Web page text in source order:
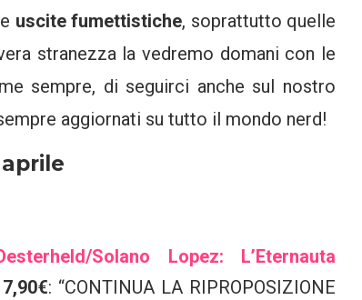
uscite fumettistiche, soprattutto quelle
stranezza la vedremo domani con le
sempre, di seguirci anche sul nostro
aggiornati su tutto il mondo nerd!
Solano Lopez: L’Eternauta
7,90€: “CONTINUA LA RIPROPOSIZIONE